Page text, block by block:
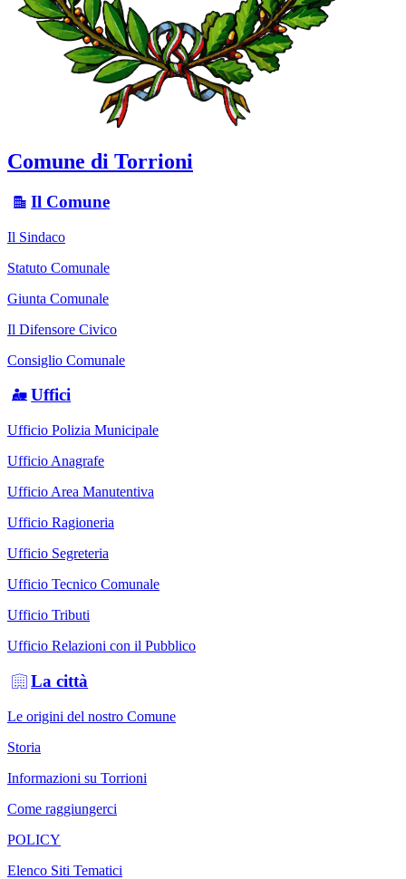
Comune di Torrioni
Il Comune
Il Sindaco
Statuto Comunale
Giunta Comunale
Il Difensore Civico
Consiglio Comunale
Uffici
Ufficio Polizia Municipale
Ufficio Anagrafe
Ufficio Area Manutentiva
Ufficio Ragioneria
Ufficio Segreteria
Ufficio Tecnico Comunale
Ufficio Tributi
Ufficio Relazioni con il Pubblico
La città
Le origini del nostro Comune
Storia
Informazioni su Torrioni
Come raggiungerci
POLICY
Elenco Siti Tematici